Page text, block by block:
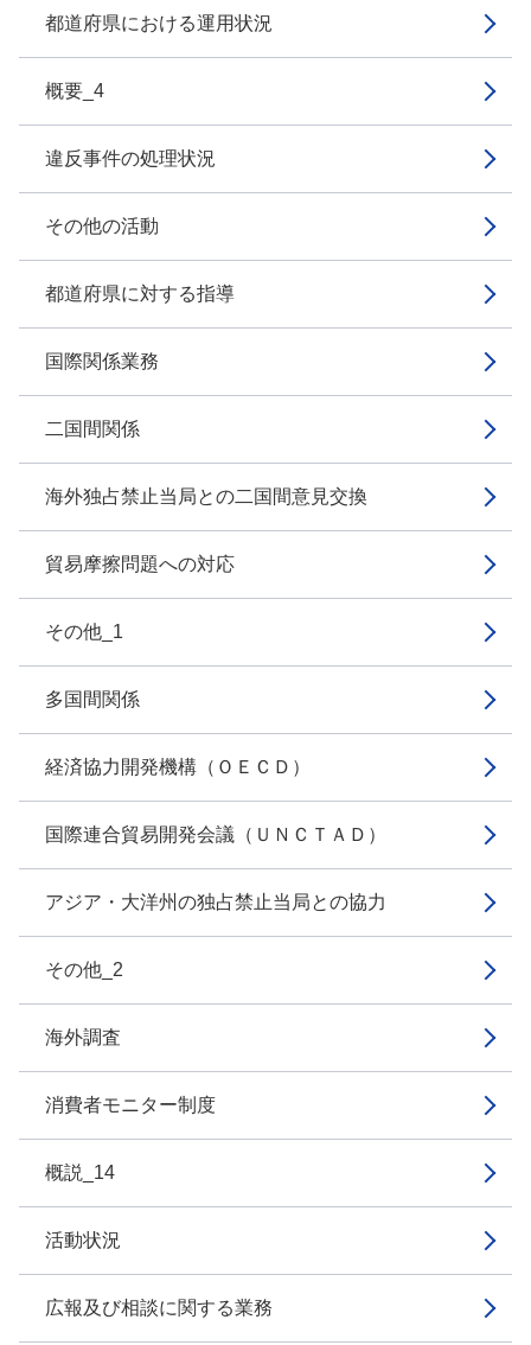
都道府県における運用状況
概要_4
違反事件の処理状況
その他の活動
都道府県に対する指導
国際関係業務
二国間関係
海外独占禁止当局との二国間意見交換
貿易摩擦問題への対応
その他_1
多国間関係
経済協力開発機構（ＯＥＣＤ）
国際連合貿易開発会議（ＵＮＣＴＡＤ）
アジア・大洋州の独占禁止当局との協力
その他_2
海外調査
消費者モニター制度
概説_14
活動状況
広報及び相談に関する業務